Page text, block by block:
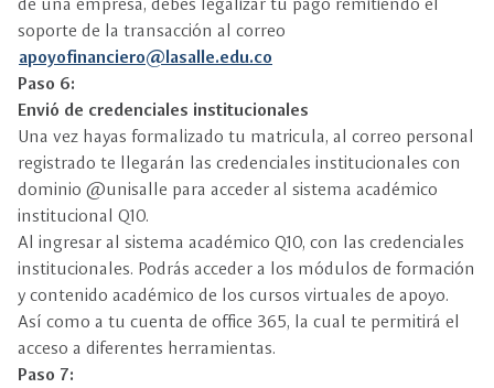
soporte de la transacción al correo
apoyofinanciero@lasalle.edu.co
Paso 6:
Envió de credenciales institucionales
Una vez hayas formalizado tu matricula, al correo personal
registrado te llegarán las credenciales institucionales con
dominio @unisalle para acceder al sistema académico
institucional Q10.
Al ingresar al sistema académico Q10, con las credenciales
institucionales. Podrás acceder a los módulos de formación
y contenido académico de los cursos virtuales de apoyo.
Así como a tu cuenta de office 365, la cual te permitirá el
acceso a diferentes herramientas.
Paso 7: